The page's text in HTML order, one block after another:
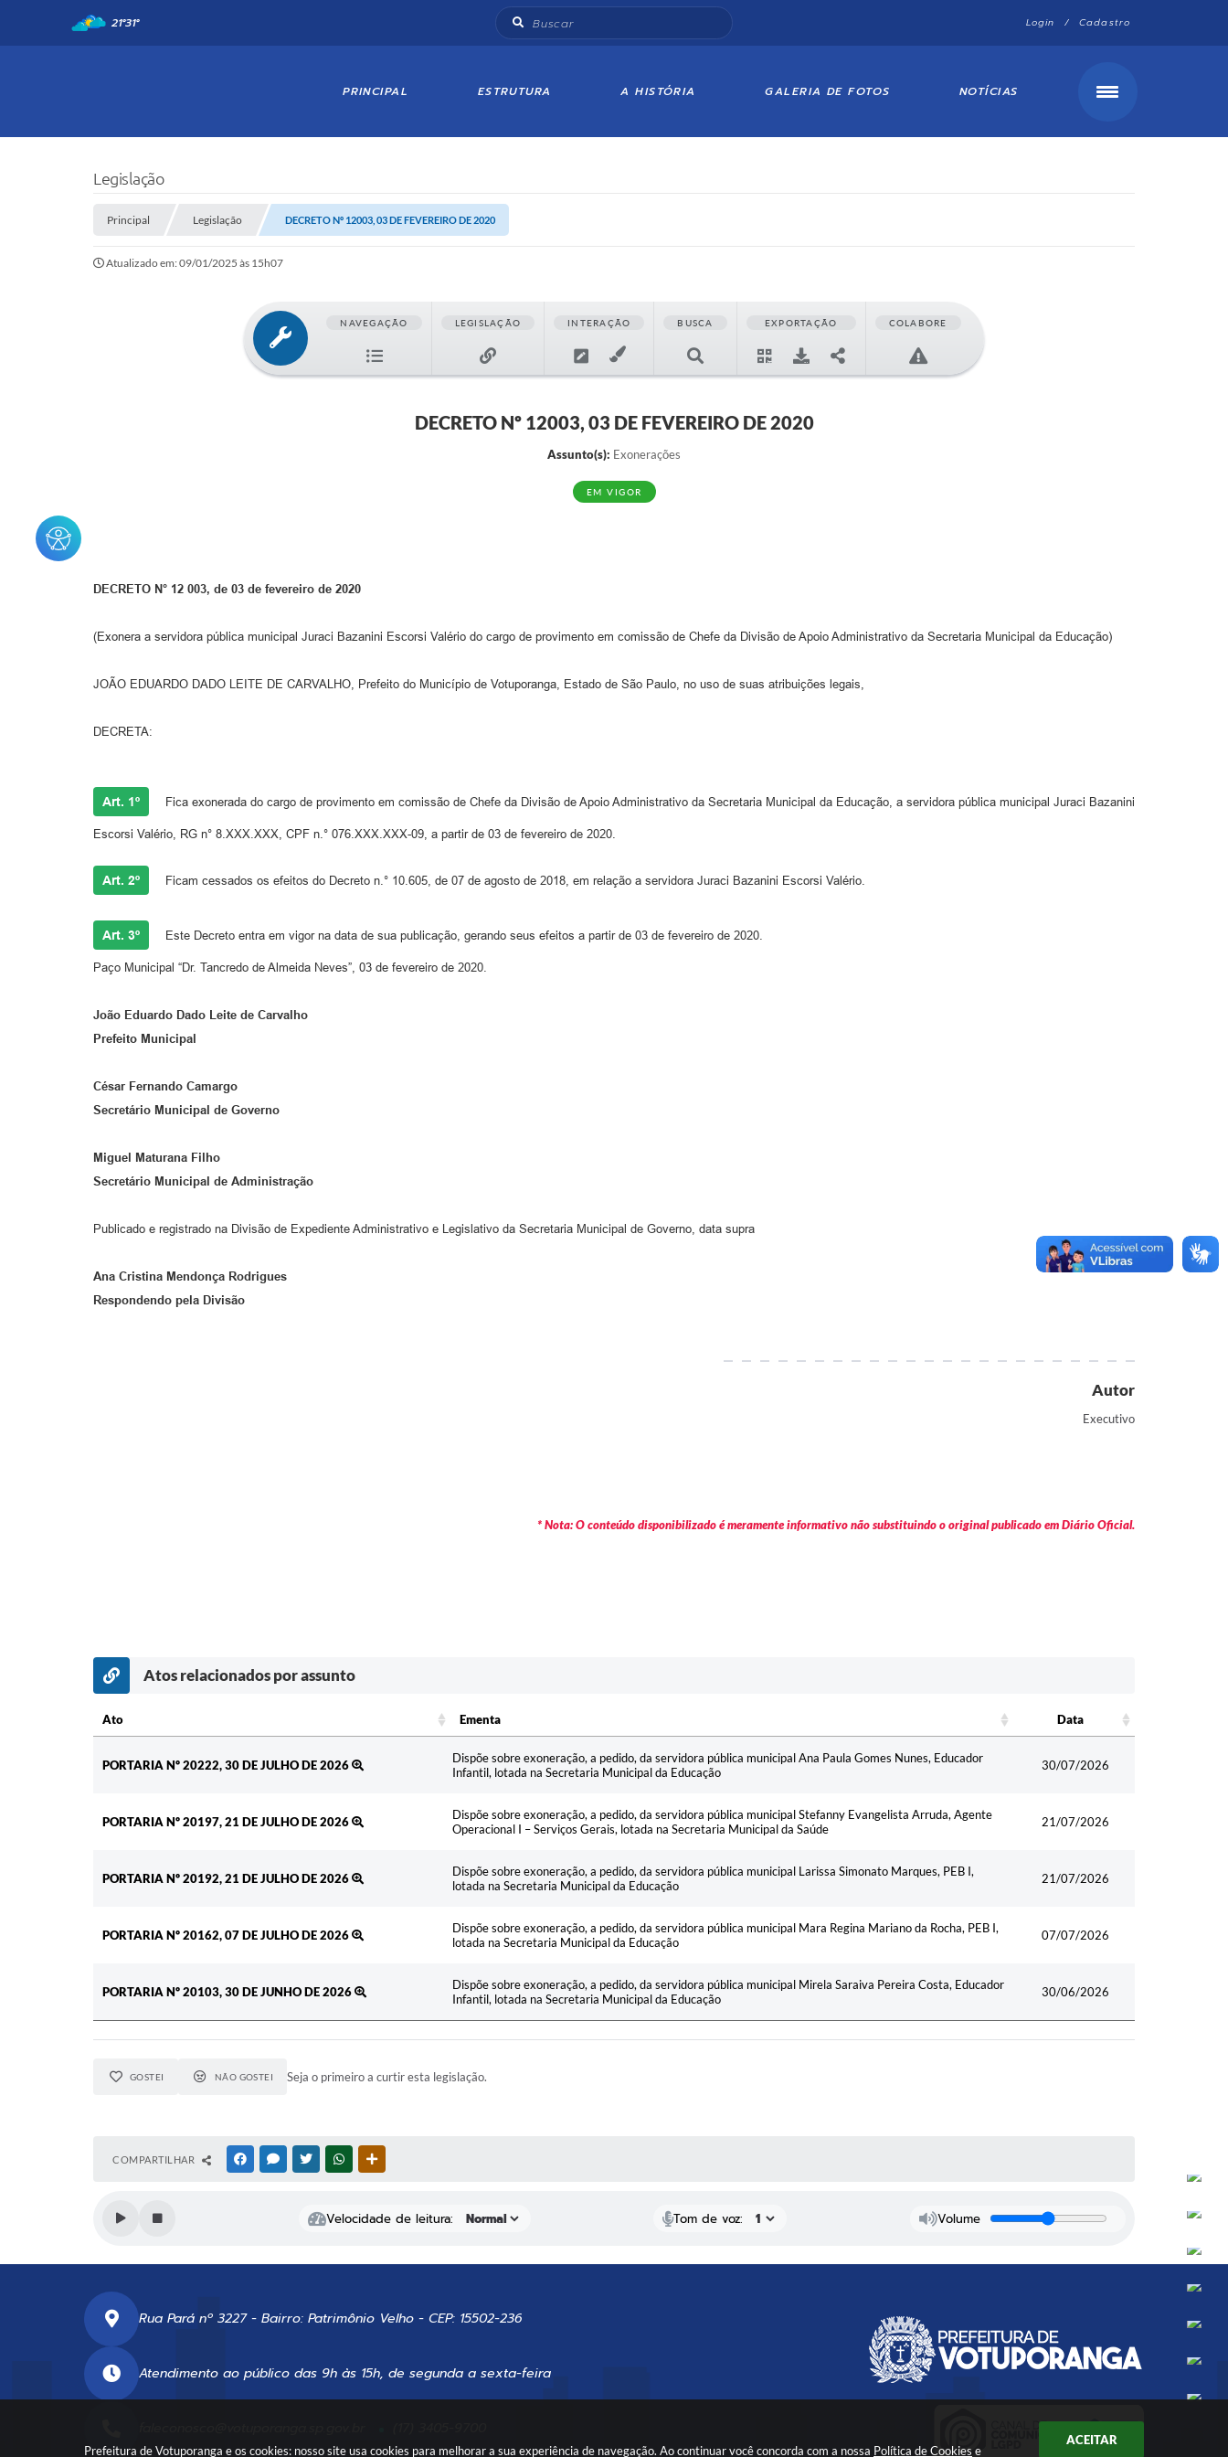
Prefeitura de Votuporanga e os cookies: nosso site usa cookies para melhorar a sua experiência de navegação. Ao continuar você concorda com a nossa Política de Cookies e
ACEITAR
Login / Cadastro
21°31°
PRINCIPAL ESTRUTURA A HISTÓRIA GALERIA DE FOTOS NOTÍCIAS
Legislação
Principal Legislação DECRETO Nº 12003, 03 DE FEVEREIRO DE 2020
Atualizado em: 09/01/2025 às 15h07
NAVEGAÇÃO LEGISLAÇÃO INTERAÇÃO BUSCA EXPORTAÇÃO COLABORE
DECRETO Nº 12003, 03 DE FEVEREIRO DE 2020
Assunto(s): Exonerações
EM VIGOR
DECRETO N° 12 003, de 03 de fevereiro de 2020
(Exonera a servidora pública municipal Juraci Bazanini Escorsi Valério do cargo de provimento em comissão de Chefe da Divisão de Apoio Administrativo da Secretaria Municipal da Educação)
JOÃO EDUARDO DADO LEITE DE CARVALHO, Prefeito do Município de Votuporanga, Estado de São Paulo, no uso de suas atribuições legais,
DECRETA:
Art. 1º Fica exonerada do cargo de provimento em comissão de Chefe da Divisão de Apoio Administrativo da Secretaria Municipal da Educação, a servidora pública municipal Juraci Bazanini
Escorsi Valério, RG n° 8.XXX.XXX, CPF n.° 076.XXX.XXX-09, a partir de 03 de fevereiro de 2020.
Art. 2º Ficam cessados os efeitos do Decreto n.° 10.605, de 07 de agosto de 2018, em relação a servidora Juraci Bazanini Escorsi Valério.
Art. 3º Este Decreto entra em vigor na data de sua publicação, gerando seus efeitos a partir de 03 de fevereiro de 2020.
Paço Municipal “Dr. Tancredo de Almeida Neves”, 03 de fevereiro de 2020.
João Eduardo Dado Leite de Carvalho
Prefeito Municipal
César Fernando Camargo
Secretário Municipal de Governo
Miguel Maturana Filho
Secretário Municipal de Administração
Publicado e registrado na Divisão de Expediente Administrativo e Legislativo da Secretaria Municipal de Governo, data supra
Ana Cristina Mendonça Rodrigues
Respondendo pela Divisão
Autor
Executivo
* Nota: O conteúdo disponibilizado é meramente informativo não substituindo o original publicado em Diário Oficial.
Atos relacionados por assunto
Ato Ementa
Data
PORTARIA Nº 20222, 30 DE JULHO DE 2026
Dispõe sobre exoneração, a pedido, da servidora pública municipal Ana Paula Gomes Nunes, Educador
Infantil, lotada na Secretaria Municipal da Educação
30/07/2026
PORTARIA Nº 20197, 21 DE JULHO DE 2026
Dispõe sobre exoneração, a pedido, da servidora pública municipal Stefanny Evangelista Arruda, Agente
Operacional I – Serviços Gerais, lotada na Secretaria Municipal da Saúde
21/07/2026
PORTARIA Nº 20192, 21 DE JULHO DE 2026
Dispõe sobre exoneração, a pedido, da servidora pública municipal Larissa Simonato Marques, PEB I,
lotada na Secretaria Municipal da Educação
21/07/2026
PORTARIA Nº 20162, 07 DE JULHO DE 2026
Dispõe sobre exoneração, a pedido, da servidora pública municipal Mara Regina Mariano da Rocha, PEB I,
lotada na Secretaria Municipal da Educação
07/07/2026
PORTARIA Nº 20103, 30 DE JUNHO DE 2026
Dispõe sobre exoneração, a pedido, da servidora pública municipal Mirela Saraiva Pereira Costa, Educador
Infantil, lotada na Secretaria Municipal da Educação
30/06/2026
GOSTEI NÃO GOSTEI Seja o primeiro a curtir esta legislação.
COMPARTILHAR FACEBOOKMESSENGER
TWITTERWHATSAPP
Velocidade de leitura: Tom de voz: Volume
Rua Pará nº 3227 - Bairro: Patrimônio Velho - CEP: 15502-236
Atendimento ao público das 9h às 15h, de segunda a sexta-feira